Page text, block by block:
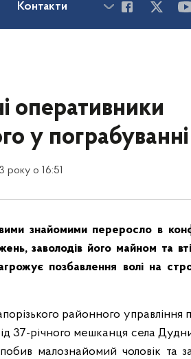
Контакти
оперативники
у пограбуванні
року о 16:51
знайомими переросло в
заволодів його майном та
позбавлення волі на
районного управління
37-річного мешканця села
малознайомий чоловік та